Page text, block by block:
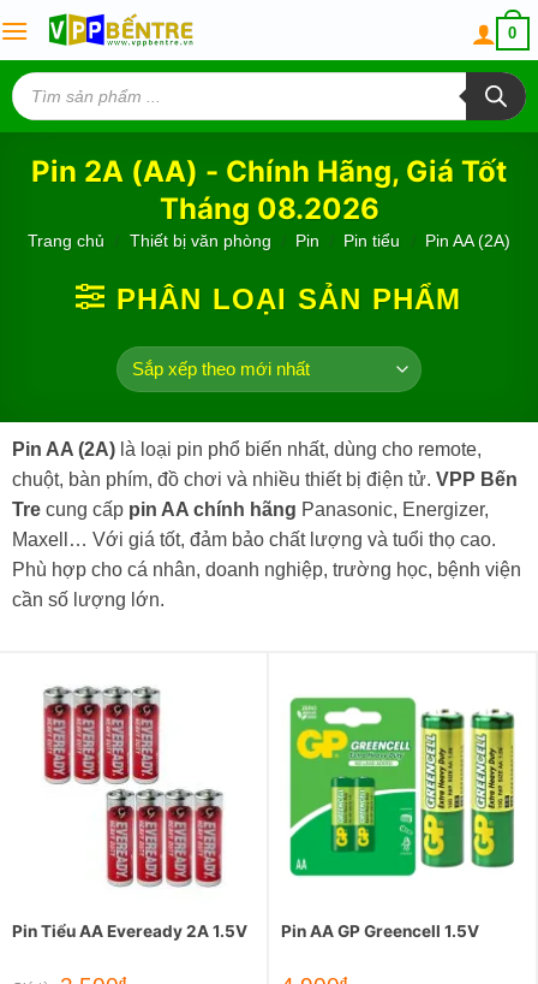
to
content
0
Tìm
kiếm
sản
phẩm
Pin 2A (AA) - Chính Hãng, Giá Tốt
Tháng 08.2026
Trang chủ Thiết bị văn phòng Pin Pin tiểu Pin AA (2A)
PHÂN LOẠI SẢN PHẨM
Pin AA (2A) là loại pin phổ biến nhất, dùng cho remote,
chuột, bàn phím, đồ chơi và nhiều thiết bị điện tử. VPP Bến
Tre cung cấp pin AA chính hãng Panasonic, Energizer,
Maxell… Với giá tốt, đảm bảo chất lượng và tuổi thọ cao.
Phù hợp cho cá nhân, doanh nghiệp, trường học, bệnh viện
cần số lượng lớn.
Pin Tiểu AA Eveready 2A 1.5V
đ
Pin AA GP Greencell 1.5V
đ